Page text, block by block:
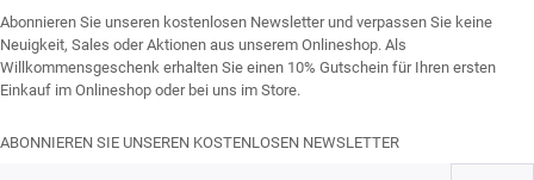
Abonnieren Sie unseren kostenlosen Newsletter und verpassen Sie keine
Neuigkeit, Sales oder Aktionen aus unserem Onlineshop. Als
Willkommensgeschenk erhalten Sie einen 10% Gutschein für Ihren ersten
Einkauf im Onlineshop oder bei uns im Store.
ABONNIEREN SIE UNSEREN KOSTENLOSEN NEWSLETTER